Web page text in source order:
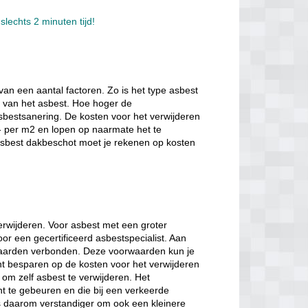
2 minuten tijd!
een aantal factoren. Zo is het type asbest
het asbest. Hoe hoger de
De kosten voor het verwijderen
m2 en lopen op naarmate het te
dakbeschot moet je rekenen op kosten
Voor asbest met een groter
een gecertificeerd asbestspecialist. Aan
verbonden. Deze voorwaarden kun je
besparen op de kosten voor het verwijderen
zelf asbest te verwijderen. Het
te gebeuren en die bij een verkeerde
verstandiger om ook een kleinere